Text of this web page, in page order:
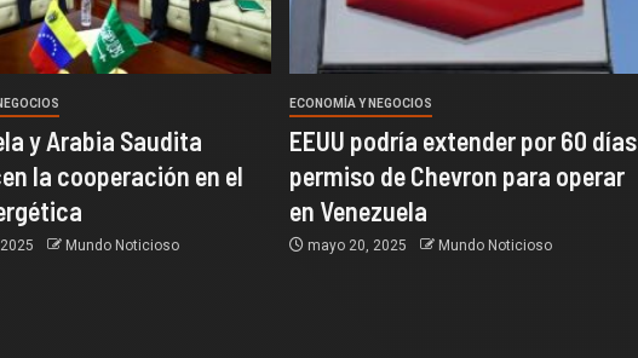
y Arabia Saudita
la cooperación en el
Mundo Noticioso
ECONOMÍA Y NEGOCIOS
EEUU podría extender por 60 días
permiso de Chevron para operar
en Venezuela
mayo 20, 2025 Mundo Noticioso